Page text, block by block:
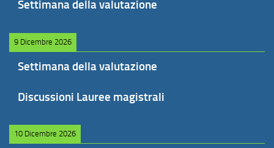
Settimana della valutazione
9 Dicembre 2026
Settimana della valutazione
Discussioni Lauree magistrali
10 Dicembre 2026